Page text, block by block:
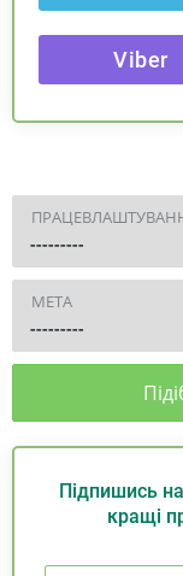
Viber
МЕТА
Підпишись
кращі